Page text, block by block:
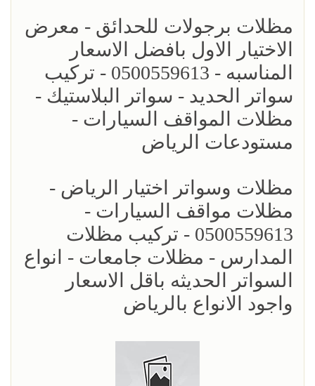
مظلات برجولات للحدائق - معرض
الاختيار الاول بافضل الاسعار
المناسبه - 0500559613 - تركيب
سواتر الحديد - سواتر البلاستيك -
مظلات المواقف السيارات -
مستودعات الرياض
مظلات وسواتر اختيار الرياض -
مظلات مواقف السيارات -
0500559613 - تركيب مظلات
المدارس - مظلات جامعات - انواع
السواتر الحديثه باقل الاسعار
واجود الانواع بالرياض